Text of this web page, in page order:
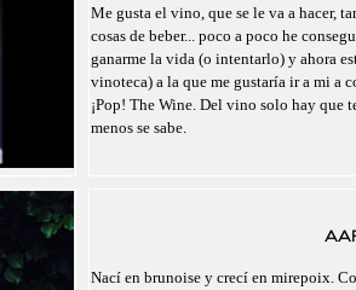
Me gusta el vino, que se le va a hacer,
cosas de beber... poco a poco he
ganarme la vida (o intentarlo) y ahora
vinoteca) a la que me gustaría ir a mi a
¡Pop! The Wine. Del vino solo hay que
menos se sabe.
Nací en brunoise y crecí en mirepoix.